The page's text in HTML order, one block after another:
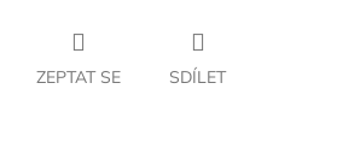
ZEPTAT SE SDÍLET